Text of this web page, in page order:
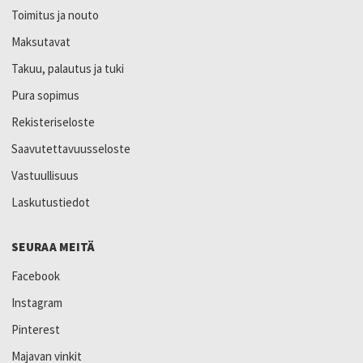
Toimitus ja nouto
Maksutavat
Takuu, palautus ja tuki
Pura sopimus
Rekisteriseloste
Saavutettavuusseloste
Vastuullisuus
Laskutustiedot
SEURAA MEITÄ
Facebook
Instagram
Pinterest
Majavan vinkit